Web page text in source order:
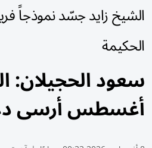
الشيخ زايد جسّد نموذجاً
الحكيمة
سعود
أغسطس أرسى